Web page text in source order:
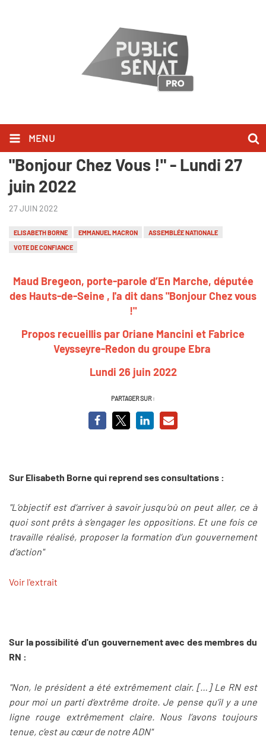
MENU
Maud Bregeon, l'a dit dans
"Bonjour Chez Vous !" - Lundi 27
juin 2022
27 JUIN 2022
ELISABETH BORNE EMMANUEL MACRON
ASSEMBLÉE NATIONALE
VOTE DE CONFIANCE
Maud Bregeon, porte-parole d’En Marche, députée
des Hauts-de-Seine , l'a dit dans "Bonjour Chez vous
!"
Propos recueillis par Oriane Mancini et Fabrice
Veysseyre-Redon du groupe Ebra
Lundi 26 juin 2022
PARTAGER SUR :
Sur Elisabeth Borne qui reprend ses consultations :
"L’objectif est d’arriver à savoir jusqu’où on peut aller, ce à
quoi sont prêts à s’engager les oppositions. Et une fois ce
travaille réalisé, proposer la formation d’un gouvernement
d’action"
Voir l'extrait
Sur la possibilité d'un gouvernement avec des membres du
RN :
"Non, le président a été extrêmement clair. […] Le RN est
pour moi un parti d’extrême droite. Je pense qu’il y a une
ligne rouge extrêmement claire. Nous l’avons toujours
tenue, c’est au cœur de notre ADN"